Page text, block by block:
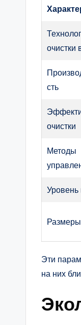
очистки
сть
очистки
Методы
Эти
на них